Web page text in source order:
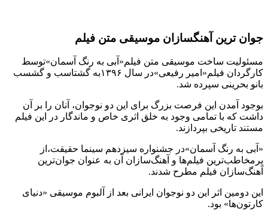
جوان ترین آهنگسازان موسیقی متن فیلم
مسئولیت ساخت موسیقی متن فیلم«آبی به رنگ آسمان»توسط
کارگردان فیلم«امیر رفیعی»در سال ۱۳۹۶به گشتاسب و گشسب
بانو بحرینی سپرده شد.
بوجود آمدن این فرصت بزرگ برای این دو نوجوان، آنان را بر آن
داشت که با تمامی وجود به خلق اثری خاص و ماندگار در این فیلم
مستند تاریخی بپردازند.
«آبی به رنگ آسمان»در جشنواره سیزدهم سینما حقیقت،از
پرمخاطب‌ترین فیلم‌ها و آهنگ‌سازان آن به عنوان جوان‌ترین
آهنگ‌سازان فیلم مطرح شدند.
این دومین اثر این دو نوجوان ایرانی بعد از آلبوم موسیقی «دنیای
کارتون‌ها» بود.